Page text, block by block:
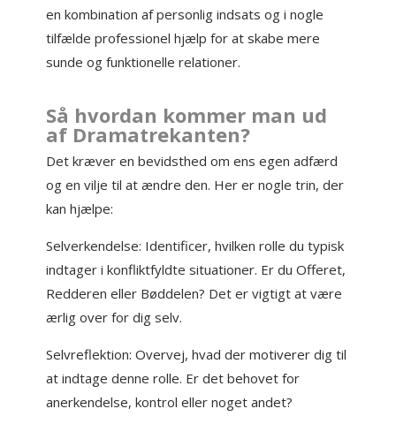
en kombination af personlig indsats og i nogle
tilfælde professionel hjælp for at skabe mere
sunde og funktionelle relationer.
Så hvordan kommer man ud
af Dramatrekanten?
Det kræver en bevidsthed om ens egen adfærd
og en vilje til at ændre den. Her er nogle trin, der
kan hjælpe:
Selverkendelse: Identificer, hvilken rolle du typisk
indtager i konfliktfyldte situationer. Er du Offeret,
Redderen eller Bøddelen? Det er vigtigt at være
ærlig over for dig selv.
Selvreflektion: Overvej, hvad der motiverer dig til
at indtage denne rolle. Er det behovet for
anerkendelse, kontrol eller noget andet?